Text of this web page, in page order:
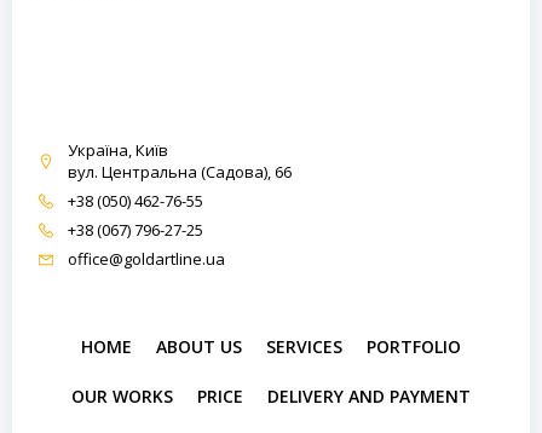
Україна, Київ
вул. Центральна (Садова), 66
+38 (050) 462-76-55
+38 (067) 796-27-25
office@goldartline.ua
HOME ABOUT US SERVICES PORTFOLIO
OUR WORKS PRICE DELIVERY AND PAYMENT